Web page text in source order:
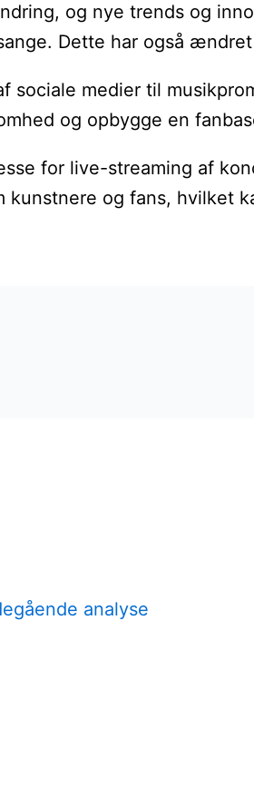
og nye trends og
Dette har også
sociale medier til
og opbygge en
for live-streaming af
og fans, hvilket